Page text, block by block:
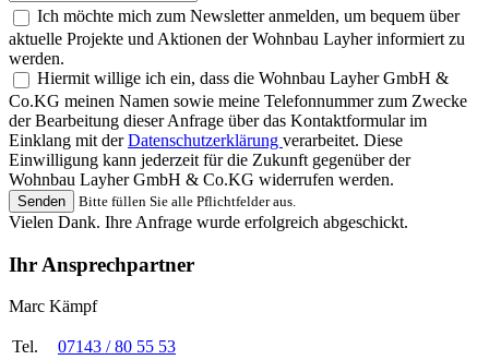
Ich möchte mich zum Newsletter anmelden, um bequem über
aktuelle Projekte und Aktionen der Wohnbau Layher informiert zu
werden.
Hiermit willige ich ein, dass die Wohnbau Layher GmbH &
Co.KG meinen Namen sowie meine Telefonnummer zum Zwecke
der Bearbeitung dieser Anfrage über das Kontaktformular im
Einklang mit derDatenschutzerklärung verarbeitet. Diese
Einwilligung kann jederzeit für die Zukunft gegenüber der
Wohnbau Layher GmbH & Co.KG widerrufen werden.
Senden Bitte füllen Sie alle Pflichtfelder aus.
Vielen Dank. Ihre Anfrage wurde erfolgreich abgeschickt.
Ihr Ansprechpartner
Marc Kämpf
Tel.
07143 / 80 55 53